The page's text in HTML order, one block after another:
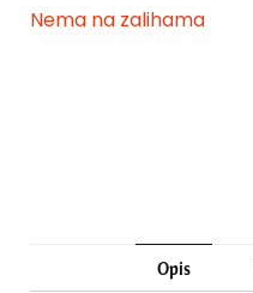
Nema na zalihama
Opis